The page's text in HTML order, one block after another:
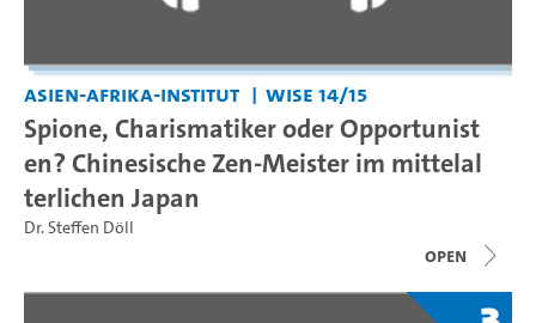
Asien-Afrika-Institut WiSe 14/15
Spione, Charismatiker oder Opportunist
en? Chinesische Zen-Meister im mittelal
terlichen Japan
Dr. Steffen Döll
open